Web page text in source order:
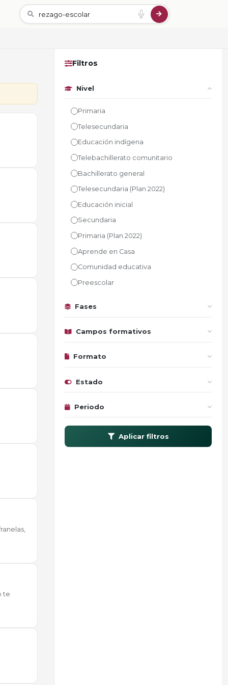
te
Filtros
Nivel
Primaria
Telesecundaria
Educación indígena
Telebachillerato comunitario
Bachillerato general
Telesecundaria (Plan 2022)
Educación inicial
Secundaria
Primaria (Plan 2022)
Aprende en Casa
Comunidad educativa
Preescolar
Fases
Campos formativos
Formato
Estado
Periodo
Aplicar filtros